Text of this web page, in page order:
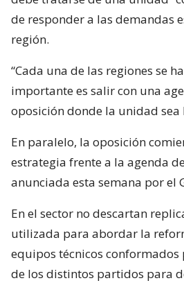
de responder a las demandas
región.
“Cada una de las regiones se
importante es salir con una
oposición donde la unidad sea
En paralelo, la oposición
estrategia frente a la agenda
anunciada esta semana por el
En el sector no descartan
utilizada para abordar la
equipos técnicos conformados
de los distintos partidos para